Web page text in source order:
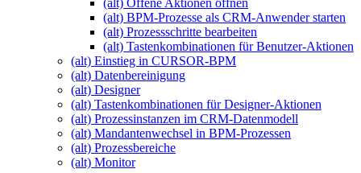
(alt) Offene Aktionen öffnen
(alt) BPM-Prozesse als CRM-Anwender starten
(alt) Prozessschritte bearbeiten
(alt) Tastenkombinationen für Benutzer-Aktionen
(alt) Einstieg in CURSOR-BPM
(alt) Datenbereinigung
(alt) Designer
(alt) Tastenkombinationen für Designer-Aktionen
(alt) Prozessinstanzen im CRM-Datenmodell
(alt) Mandantenwechsel in BPM-Prozessen
(alt) Prozessbereiche
(alt) Monitor